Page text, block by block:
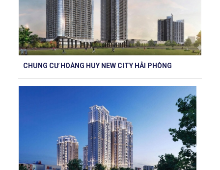
CHUNG CƯ HOÀNG HUY NEW CITY HẢI PHÒNG